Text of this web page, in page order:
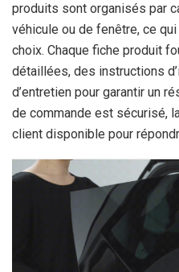
produits sont organisés par
véhicule ou de fenêtre, ce
choix. Chaque fiche produit
détaillées, des instructions
d’entretien pour garantir un
de commande est sécurisé,
client disponible pour